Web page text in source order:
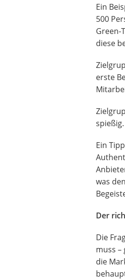
Ein
500
Green-
diese
erste
Ein
was
Der
Die
muss –
die